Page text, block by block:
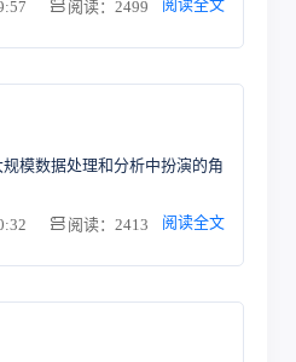
阅读：2499 阅读全文
规模数据处理和分析中扮演的角
阅读：2413 阅读全文